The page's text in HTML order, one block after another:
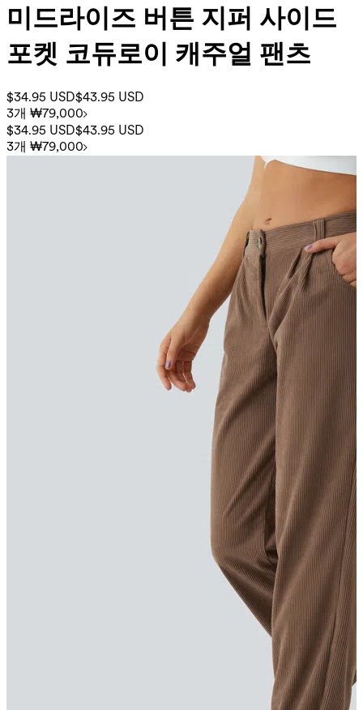
미드라이즈 버튼 지퍼 사이드
포켓 코듀로이 캐주얼 팬츠
$34.95 USD$43.95 USD
3개 ₩79,000
$34.95 USD$43.95 USD
3개 ₩79,000